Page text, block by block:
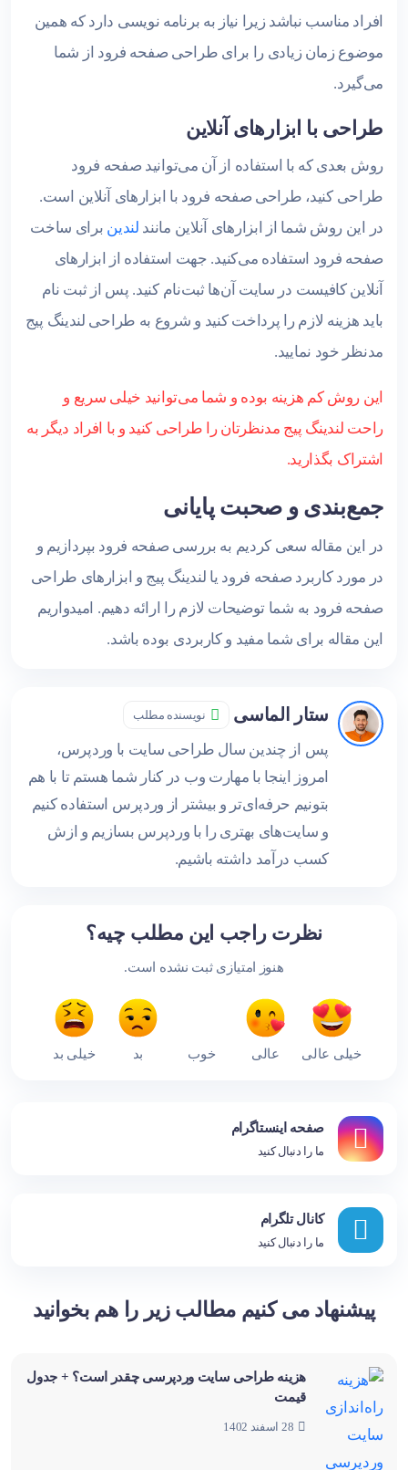
افراد مناسب نباشد زیرا نیاز به برنامه نویسی دارد که همین
موضوع زمان زیادی را برای طراحی صفحه فرود از شما
می‌گیرد.
طراحی با ابزارهای آنلاین
روش بعدی که با استفاده از آن می‌توانید صفحه فرود
طراحی کنید، طراحی صفحه فرود با ابزارهای آنلاین است.
در این روش شما از ابزارهای آنلاین مانند لندین برای ساخت
صفحه فرود استفاده می‌کنید. جهت استفاده از ابزارهای
آنلاین کافیست در سایت آن‌ها ثبت‌نام کنید. پس از ثبت نام
باید هزینه لازم را پرداخت کنید و شروع به طراحی لندینگ پیج
مدنظر خود نمایید.
این روش کم هزینه بوده و شما می‌توانید خیلی سریع و
راحت لندینگ پیج مدنظرتان را طراحی کنید و با افراد دیگر به
اشتراک بگذارید.
جمع‌بندی و صحبت پایانی
در این مقاله سعی کردیم به بررسی صفحه فرود بپردازیم و
در مورد کاربرد صفحه فرود یا لندینگ پیج و ابزارهای طراحی
صفحه فرود به شما توضیحات لازم را ارائه دهیم. امیدواریم
این مقاله برای شما مفید و کاربردی بوده باشد.
ستار الماسی نویسنده مطلب
پس از چندین سال طراحی سایت با وردپرس،
امروز اینجا با مهارت وب در کنار شما هستم تا با هم
بتونیم حرفه‌ای‌تر و بیشتر از وردپرس استفاده کنیم
و سایت‌های بهتری را با وردپرس بسازیم و ازش
کسب درآمد داشته باشیم.
نظرت راجب این مطلب چیه؟
هنوز امتیازی ثبت نشده است.
خیلی عالی عالی خوب بد خیلی بد
صفحه اینستاگرام
ما را دنبال کنید
کانال تلگرام
ما را دنبال کنید
پیشنهاد می کنیم مطالب زیر را هم بخوانید
هزینه طراحی سایت وردپرسی چقدر است؟ + جدول
قیمت
28 اسفند 1402